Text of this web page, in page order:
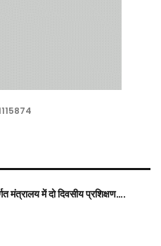
मंत्रालय में दो दिवसीय प्रशिक्षण….